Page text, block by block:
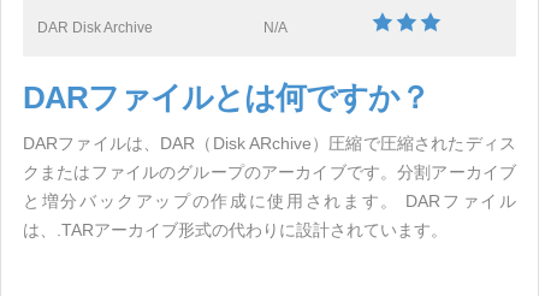
DAR Disk Archive N/A
DARファイルとは何ですか？
DARファイルは、DAR（Disk ARchive）圧縮で圧縮されたディス
クまたはファイルのグループのアーカイブです。分割アーカイブ
と増分バックアップの作成に使用されます。 DARファイル
は、.TARアーカイブ形式の代わりに設計されています。